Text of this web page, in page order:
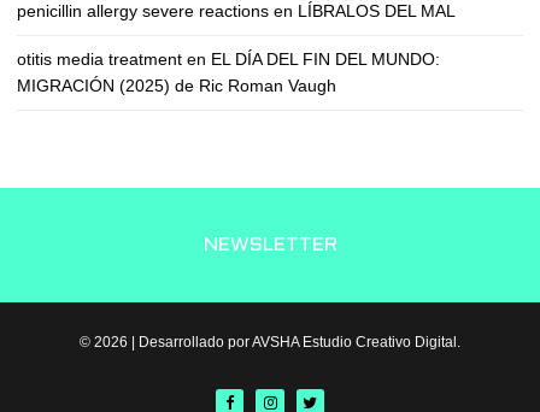
penicillin allergy severe reactions en LÍBRALOS DEL MAL
otitis media treatment en EL DÍA DEL FIN DEL MUNDO:
MIGRACIÓN (2025) de Ric Roman Vaugh
NEWSLETTER
© 2026 | Desarrollado por AVSHA Estudio Creativo Digital.